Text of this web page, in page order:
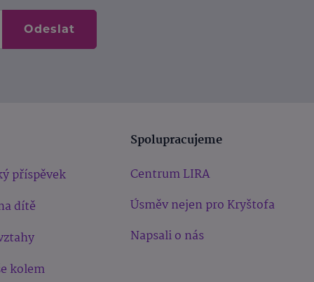
Odeslat
příspěvek
dítě
kolem
Spolupracujeme
Centrum LIRA
Úsměv nejen pro Kryštofa
Napsali o nás